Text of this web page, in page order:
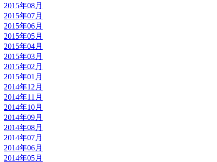
2015年08月
2015年07月
2015年06月
2015年05月
2015年04月
2015年03月
2015年02月
2015年01月
2014年12月
2014年11月
2014年10月
2014年09月
2014年08月
2014年07月
2014年06月
2014年05月